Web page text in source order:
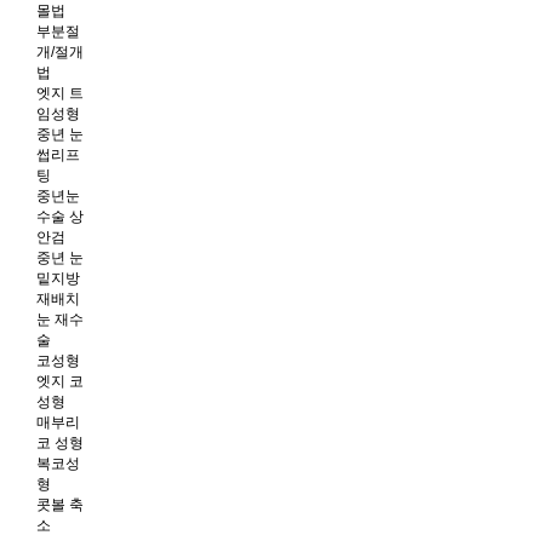
몰법
부분절
개/절개
법
엣지 트
임성형
중년 눈
썹리프
팅
중년눈
수술 상
안검
중년 눈
밑지방
재배치
눈 재수
술
코성형
엣지 코
성형
매부리
코 성형
복코성
형
콧볼 축
소